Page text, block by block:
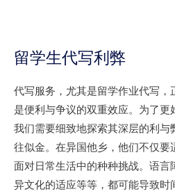
留学生代写利弊
代写服务，尤其是留学作业代写，
是便利与争议的双重效应。为了更
我们需要细致地探索其深层的利与
往似金。在异国他乡，他们不仅
面对日常生活中的种种挑战。语言
异文化的适应等等，都可能导致时